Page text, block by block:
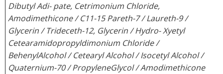
Dibutyl Adi- pate, Cetrimonium Chloride,
Amodimethicone / C11-15 Pareth-7 / Laureth-9 /
Glycerin / Trideceth-12, Glycerin / Hydro- Xyetyl
Cetearamidopropyldimonium Chloride /
BehenylAlcohol / Cetearyl Alcohol / Isocetyl Alcohol /
Quaternium-70 / PropyleneGlycol / Amodimethicone